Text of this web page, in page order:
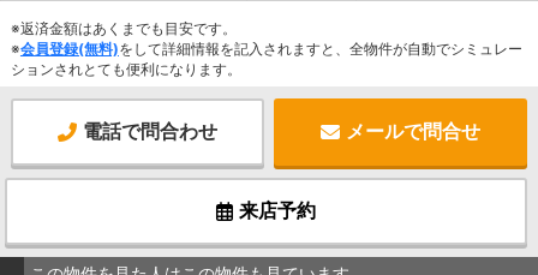
※返済金額はあくまでも目安です。
※会員登録(無料)をして詳細情報を記入されますと、全物件が自動でシミュレー
ションされとても便利になります。
電話で問合わせ メールで問合せ
来店予約